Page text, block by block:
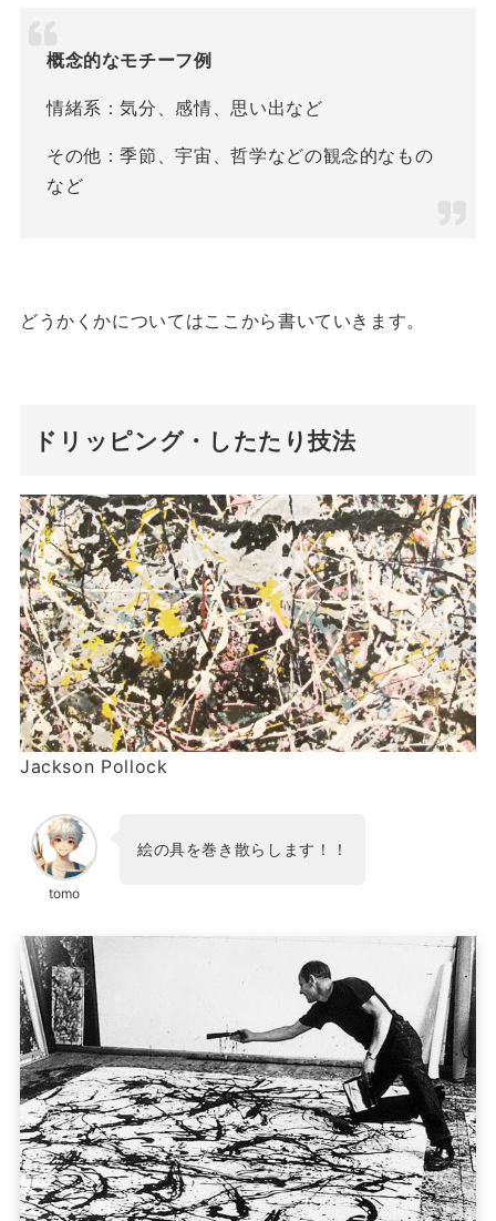
概念的なモチーフ例
情緒系：気分、感情、思い出など
その他：季節、宇宙、哲学などの観念的なもの
など
どうかくかについてはここから書いていきます。
ドリッピング・したたり技法
Jackson Pollock
tomo
絵の具を巻き散らします！！